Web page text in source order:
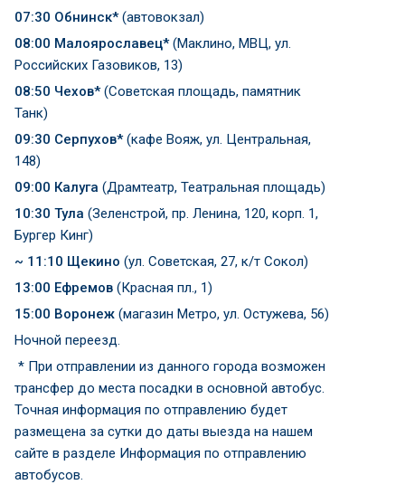
07:30 Обнинск*(автовокзал)
08:00 Малоярославец*(Маклино, МВЦ, ул.
Российских Газовиков, 13)
08:50 Чехов*(Советская площадь, памятник
Танк)
09:30 Серпухов*(кафе Вояж, ул. Центральная,
148)
09:00 Калуга (Драмтеатр, Театральная площадь)
10:30 Тула (Зеленстрой, пр. Ленина, 120, корп. 1,
Бургер Кинг)
~ 11:10 Щекино (ул. Советская, 27, к/т Сокол)
13:00 Ефремов (Красная пл., 1)
15:00 Воронеж (магазин Метро, ул. Остужева, 56)
Ночной переезд.
* При отправлении из данного города возможен
трансфер до места посадки в основной автобус.
Точная информация по отправлению будет
размещена за сутки до даты выезда на нашем
сайте в разделе Информация по отправлению
автобусов.